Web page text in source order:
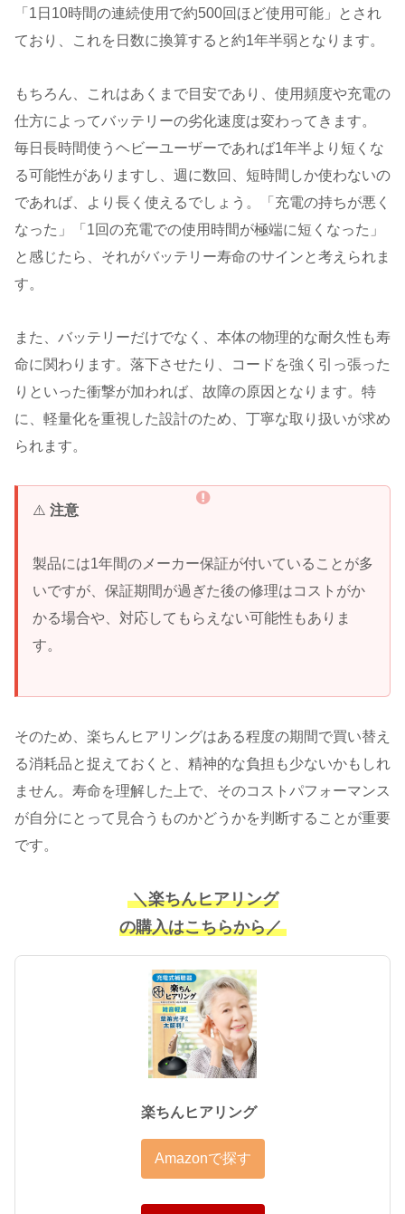
「1日10時間の連続使用で約500回ほど使用可能」とされ
ており、これを日数に換算すると約1年半弱となります。
もちろん、これはあくまで目安であり、使用頻度や充電の
仕方によってバッテリーの劣化速度は変わってきます。
毎日長時間使うヘビーユーザーであれば1年半より短くな
る可能性がありますし、週に数回、短時間しか使わないの
であれば、より長く使えるでしょう。「充電の持ちが悪く
なった」「1回の充電での使用時間が極端に短くなった」
と感じたら、それがバッテリー寿命のサインと考えられま
す。
また、バッテリーだけでなく、本体の物理的な耐久性も寿
命に関わります。落下させたり、コードを強く引っ張った
りといった衝撃が加われば、故障の原因となります。特
に、軽量化を重視した設計のため、丁寧な取り扱いが求め
られます。
⚠️ 注意
製品には1年間のメーカー保証が付いていることが多
いですが、保証期間が過ぎた後の修理はコストがか
かる場合や、対応してもらえない可能性もありま
す。
そのため、楽ちんヒアリングはある程度の期間で買い替え
る消耗品と捉えておくと、精神的な負担も少ないかもしれ
ません。寿命を理解した上で、そのコストパフォーマンス
が自分にとって見合うものかどうかを判断することが重要
です。
＼楽ちんヒアリング
の購入はこちらから／
楽ちんヒアリング
Amazonで探す